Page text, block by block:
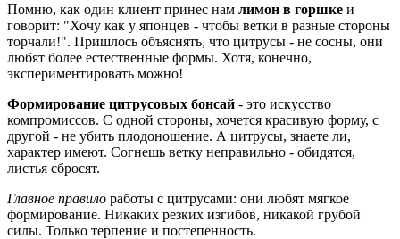
Помню, как один клиент принес нам лимон в горшке и
говорит: "Хочу как у японцев - чтобы ветки в разные стороны
торчали!". Пришлось объяснять, что цитрусы - не сосны, они
любят более естественные формы. Хотя, конечно,
экспериментировать можно!
Формирование цитрусовых бонсай - это искусство
компромиссов. С одной стороны, хочется красивую форму, с
другой - не убить плодоношение. А цитрусы, знаете ли,
характер имеют. Согнешь ветку неправильно - обидятся,
листья сбросят.
Главное правило работы с цитрусами: они любят мягкое
формирование. Никаких резких изгибов, никакой грубой
силы. Только терпение и постепенность.